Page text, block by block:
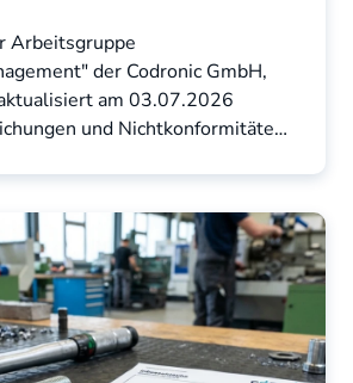
Arbeitsgruppe
der Codronic GmbH,
am 03.07.2026
und Nichtkonformitäten